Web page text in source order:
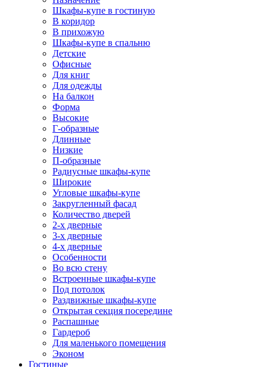
Шкафы-купе в гостиную
В коридор
В прихожую
Шкафы-купе в спальню
Детские
Офисные
Для книг
Для одежды
На балкон
Форма
Высокие
Г-образные
Длинные
Низкие
П-образные
Радиусные шкафы-купе
Широкие
Угловые шкафы-купе
Закругленный фасад
Количество дверей
2-х дверные
3-х дверные
4-х дверные
Особенности
Во всю стену
Встроенные шкафы-купе
Под потолок
Раздвижные шкафы-купе
Открытая секция посередине
Распашные
Гардероб
Для маленького помещения
Эконом
Гостиные